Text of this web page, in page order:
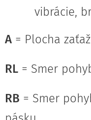
vibrácie,
A = Plocha
RL = Smer
RB = Smer